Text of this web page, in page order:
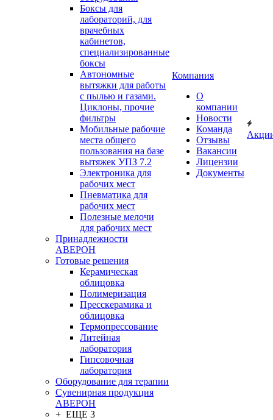
Боксы для
лабораторий, для
врачебных
кабинетов,
специализированные
боксы
Автономные
вытяжки для работы
с пылью и газами.
Циклоны, прочие
фильтры
Мобильные рабочие
места общего
пользования на базе
вытяжек УПЗ 7.2
Электроника для
рабочих мест
Пневматика для
рабочих мест
Полезные мелочи
для рабочих мест
Принадлежности
АВЕРОН
Готовые решения
Керамическая
облицовка
Полимеризация
Пресскерамика и
облицовка
Термопрессование
Литейная
лаборатория
Гипсовочная
лаборатория
Оборудование для терапии
Сувенирная продукция
АВЕРОН
+ ЕЩЕ 3
Компания
О
компании
Новости
Команда
Отзывы
Вакансии
Лицензии
Документы